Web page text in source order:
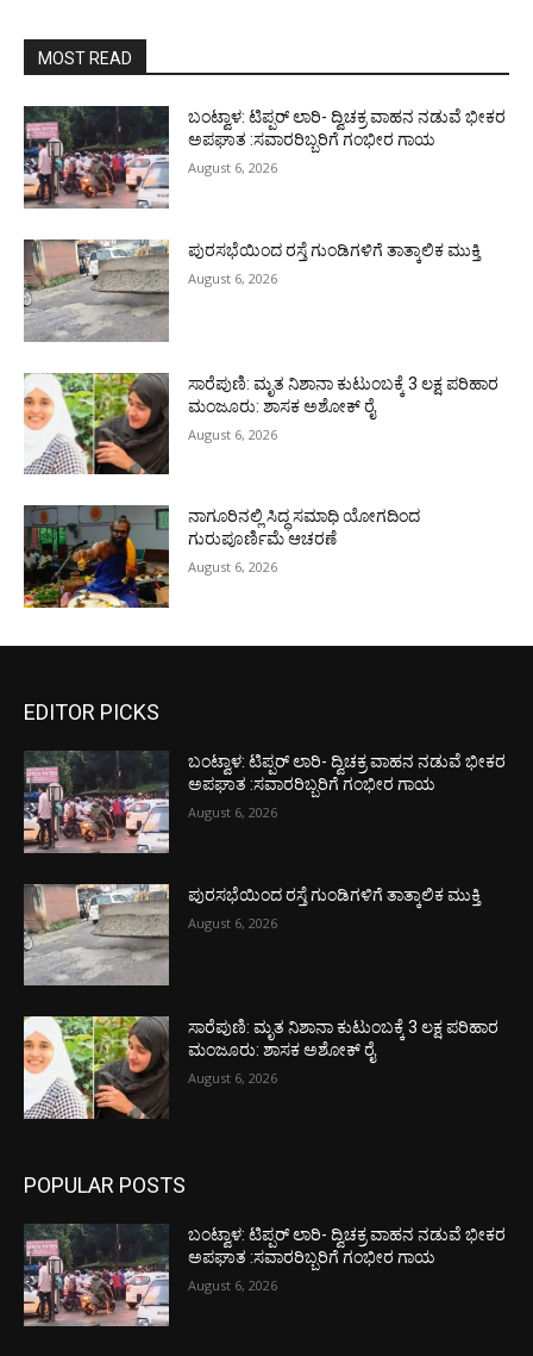
MOST READ
ಬಂಟ್ವಾಳ: ಟಿಪ್ಪರ್ ಲಾರಿ- ದ್ವಿಚಕ್ರ ವಾಹನ ನಡುವೆ ಭೀಕರ
ಅಪಘಾತ :ಸವಾರರಿಬ್ಬರಿಗೆ ಗಂಭೀರ ಗಾಯ
August 6, 2026
ಪುರಸಭೆಯಿಂದ ರಸ್ತೆ ಗುಂಡಿಗಳಿಗೆ ತಾತ್ಕಾಲಿಕ ಮುಕ್ತಿ
August 6, 2026
ಸಾರೆಪುಣಿ: ಮೃತ ನಿಶಾನಾ ಕುಟುಂಬಕ್ಕೆ 3 ಲಕ್ಷ ಪರಿಹಾರ
ಮಂಜೂರು: ಶಾಸಕ ಅಶೋಕ್ ರೈ
August 6, 2026
ನಾಗೂರಿನಲ್ಲಿ ಸಿದ್ಧ ಸಮಾಧಿ ಯೋಗದಿಂದ
ಗುರುಪೂರ್ಣಿಮೆ ಆಚರಣೆ
August 6, 2026
EDITOR PICKS
ಬಂಟ್ವಾಳ: ಟಿಪ್ಪರ್ ಲಾರಿ- ದ್ವಿಚಕ್ರ ವಾಹನ ನಡುವೆ ಭೀಕರ
ಅಪಘಾತ :ಸವಾರರಿಬ್ಬರಿಗೆ ಗಂಭೀರ ಗಾಯ
August 6, 2026
ಪುರಸಭೆಯಿಂದ ರಸ್ತೆ ಗುಂಡಿಗಳಿಗೆ ತಾತ್ಕಾಲಿಕ ಮುಕ್ತಿ
August 6, 2026
ಸಾರೆಪುಣಿ: ಮೃತ ನಿಶಾನಾ ಕುಟುಂಬಕ್ಕೆ 3 ಲಕ್ಷ ಪರಿಹಾರ
ಮಂಜೂರು: ಶಾಸಕ ಅಶೋಕ್ ರೈ
August 6, 2026
POPULAR POSTS
ಬಂಟ್ವಾಳ: ಟಿಪ್ಪರ್ ಲಾರಿ- ದ್ವಿಚಕ್ರ ವಾಹನ ನಡುವೆ ಭೀಕರ
ಅಪಘಾತ :ಸವಾರರಿಬ್ಬರಿಗೆ ಗಂಭೀರ ಗಾಯ
August 6, 2026